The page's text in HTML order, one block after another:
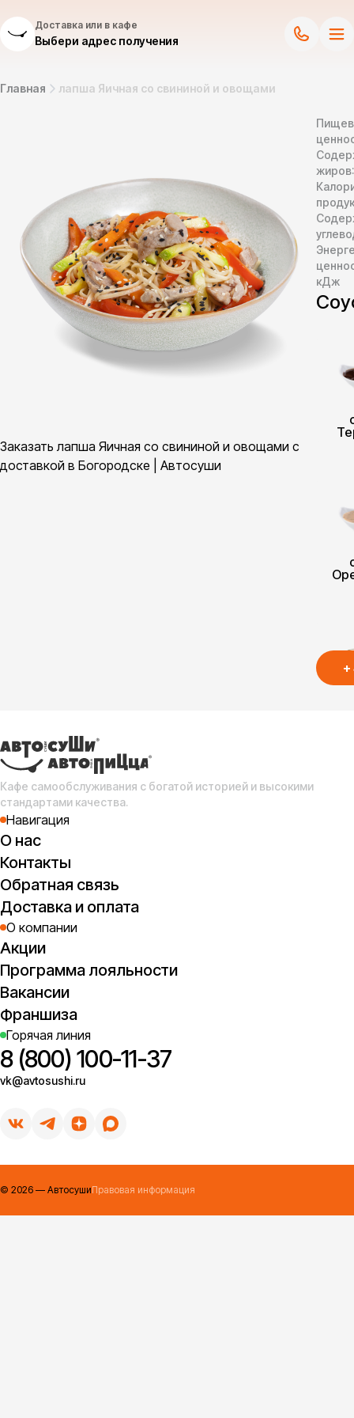
Доставка или в кафе
Выбери адрес получения
Главная лапша Яичная со свининой и овощами
Заказать лапша Яичная со свининой и овощами с
доставкой в Богородске | Автосуши
кДж
+
Кафе самообслуживания с богатой историей и высокими
стандартами качества.
Навигация
О нас
Контакты
Обратная связь
Доставка и оплата
О компании
Акции
Программа лояльности
Вакансии
Франшиза
Горячая линия
8 (800) 100-11-37
vk@avtosushi.ru
© 2026 — АвтосушиПравовая информация